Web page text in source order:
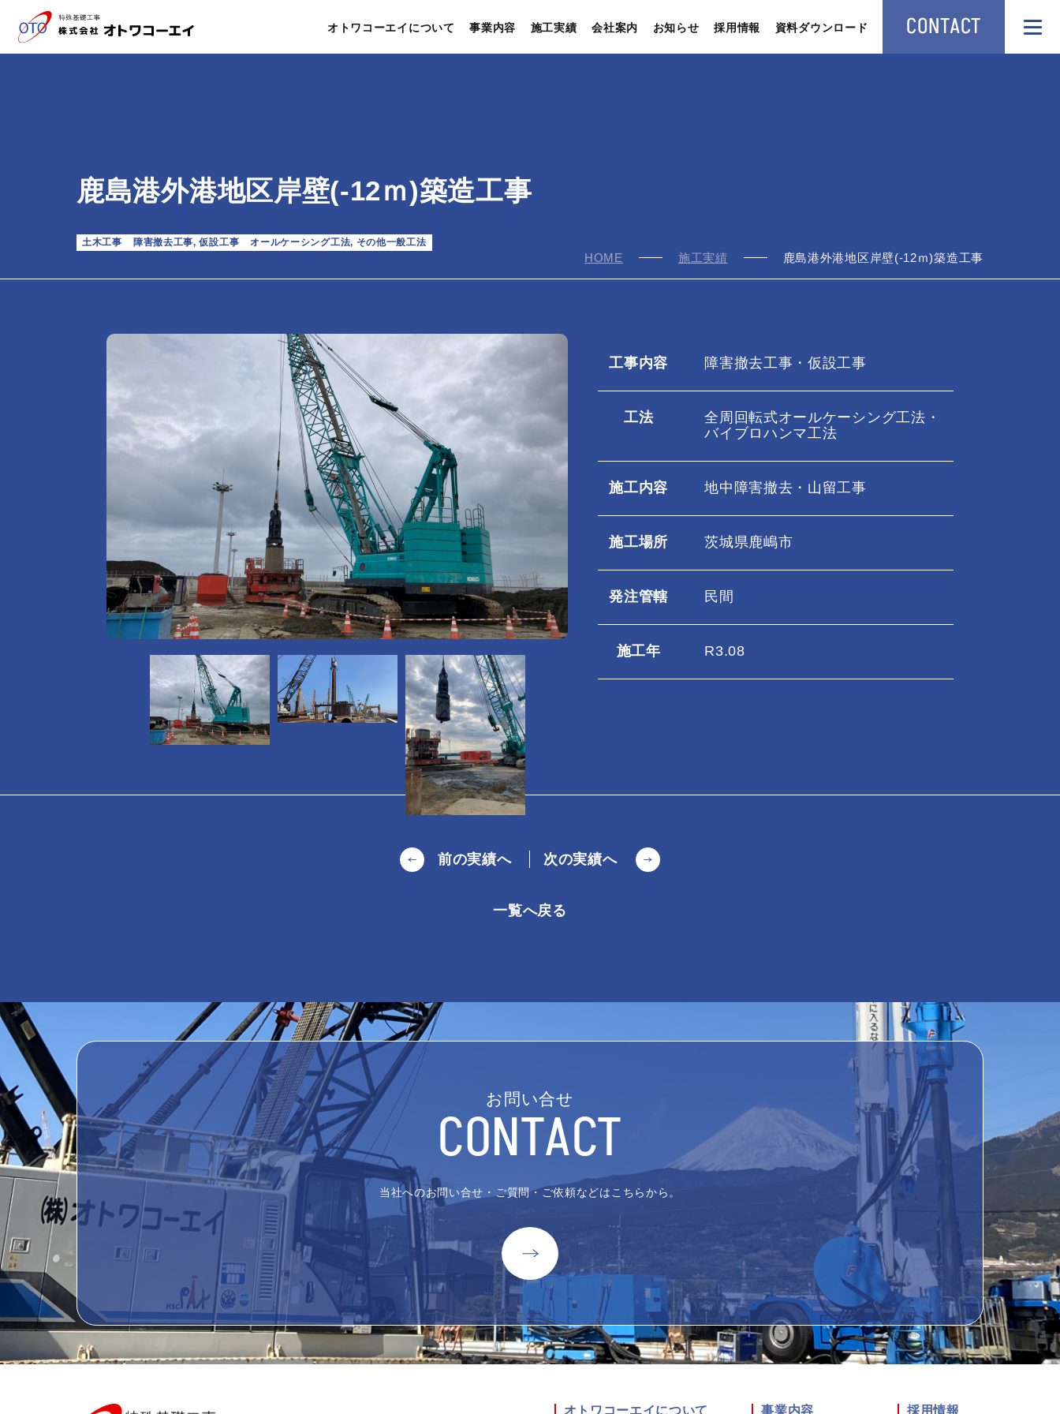
オトワコーエイについて 事業内容 施工実績 会社案内 お知らせ 採用情報 資料ダウンロード CONTACT
鹿島港外港地区岸壁(-12ｍ)築造工事
土木工事 障害撤去工事,仮設工事 オールケーシング工法, その他一般工法
HOME 施工実績 鹿島港外港地区岸壁(-12ｍ)築造工事
工事内容 障害撤去工事・仮設工事
工法
全周回転式オールケーシング工法・
バイブロハンマ工法
施工内容 地中障害撤去・山留工事
施工場所 茨城県鹿嶋市
発注管轄 民間
施工年 R3.08
前の実績へ 次の実績へ
一覧へ戻る
お問い合せ
CONTACT
当社へのお問い合せ・ご質問・ご依頼などはこちらから。
オトワコーエイについて 事業内容 採用情報